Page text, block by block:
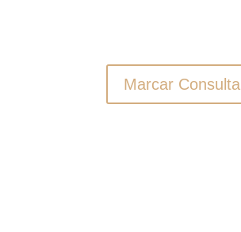
Marcar Consulta